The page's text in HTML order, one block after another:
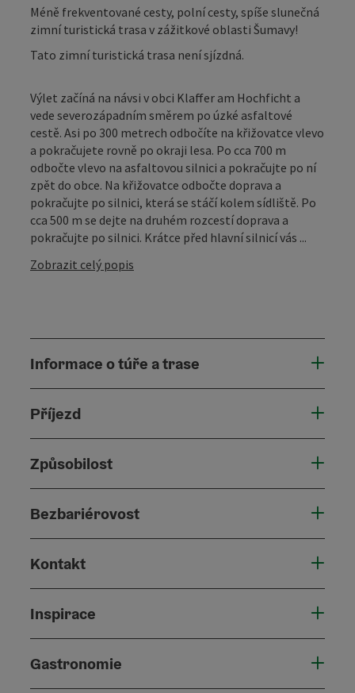
Méně frekventované cesty, polní cesty, spíše slunečná
zimní turistická trasa v zážitkové oblasti Šumavy!
Tato zimní turistická trasa není sjízdná.
Výlet začíná na návsi v obci Klaffer am Hochficht a
vede severozápadním směrem po úzké asfaltové
cestě. Asi po 300 metrech odbočíte na křižovatce vlevo
a pokračujete rovně po okraji lesa. Po cca 700 m
odbočte vlevo na asfaltovou silnici a pokračujte po ní
zpět do obce. Na křižovatce odbočte doprava a
pokračujte po silnici, která se stáčí kolem sídliště. Po
cca 500 m se dejte na druhém rozcestí doprava a
pokračujte po silnici. Krátce před hlavní silnicí vás ...
Zobrazit celý popis
Informace o túře a trase
Příjezd
Způsobilost
Bezbariérovost
Kontakt
Inspirace
Gastronomie